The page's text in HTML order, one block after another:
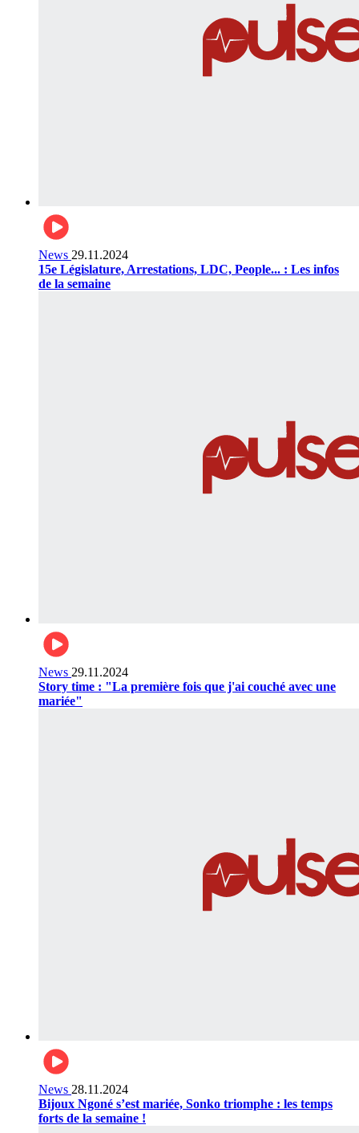
News 29.11.2024
15e Législature, Arrestations, LDC, People... : Les infos
de la semaine
News 29.11.2024
Story time : "La première fois que j'ai couché avec une
mariée"
News 28.11.2024
Bijoux Ngoné s’est mariée, Sonko triomphe : les temps
forts de la semaine !